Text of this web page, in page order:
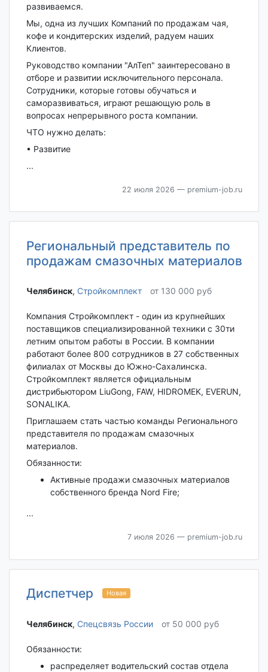
развиваемся.
Мы, одна из лучших Компаний по продажам чая,
кофе и кондитерских изделий, радуем наших
Клиентов.
Руководство компании "АлТеп" заинтересовано в
отборе и развитии исключительного персонала.
Сотрудники, которые готовы обучаться и
саморазвиваться, играют решающую роль в
вопросах непрерывного роста компании.
ЧТО нужно делать:
• Развитие
...
22 июля 2026 — premium-job.ru
Региональный представитель по
продажам смазочных материалов
Челябинск‎, Стройкомплект от 130 000 руб
Компания Стройкомплект - один из крупнейших
поставщиков специализированной техники с 30ти
летним опытом работы в России. В компании
работают более 800 сотрудников в 27 собственных
филиалах от Москвы до Южно-Сахалинска.
Стройкомплект является официальным
дистрибьютором LiuGong, FAW, HIDROMEK, EVERUN,
SONALIKA.
Приглашаем стать частью команды Регионального
представителя по продажам смазочных
материалов.
Обязанности:
Активные продажи смазочных материалов
собственного бренда Nord Fire;
...
7 июля 2026 — premium-job.ru
Диспетчер Новая
Челябинск‎, Спецсвязь России от 50 000 руб
Обязанности:
распределяет водительский состав отдела